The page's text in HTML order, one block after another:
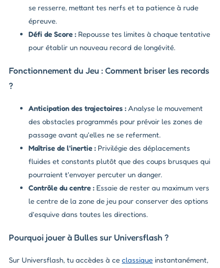
se resserre, mettant tes nerfs et ta patience à rude
épreuve.
Défi de Score : Repousse tes limites à chaque tentative
pour établir un nouveau record de longévité.
Fonctionnement du Jeu : Comment briser les records
?
Anticipation des trajectoires : Analyse le mouvement
des obstacles programmés pour prévoir les zones de
passage avant qu'elles ne se referment.
Maîtrise de l'inertie : Privilégie des déplacements
fluides et constants plutôt que des coups brusques qui
pourraient t'envoyer percuter un danger.
Contrôle du centre : Essaie de rester au maximum vers
le centre de la zone de jeu pour conserver des options
d'esquive dans toutes les directions.
Pourquoi jouer à Bulles sur Universflash ?
Sur Universflash, tu accèdes à ce classique instantanément,